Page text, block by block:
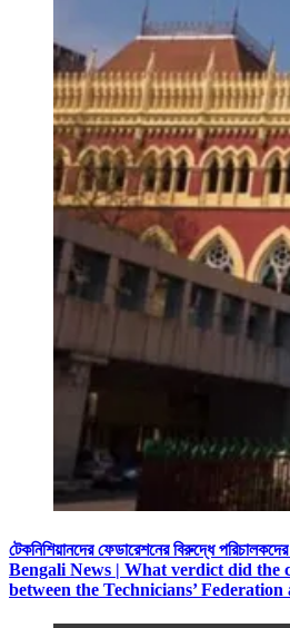
টেকনিশিয়ানদের ফেডারেশনের বিরুদ্ধে
Bengali News | What verdict did the
between the Technicians’